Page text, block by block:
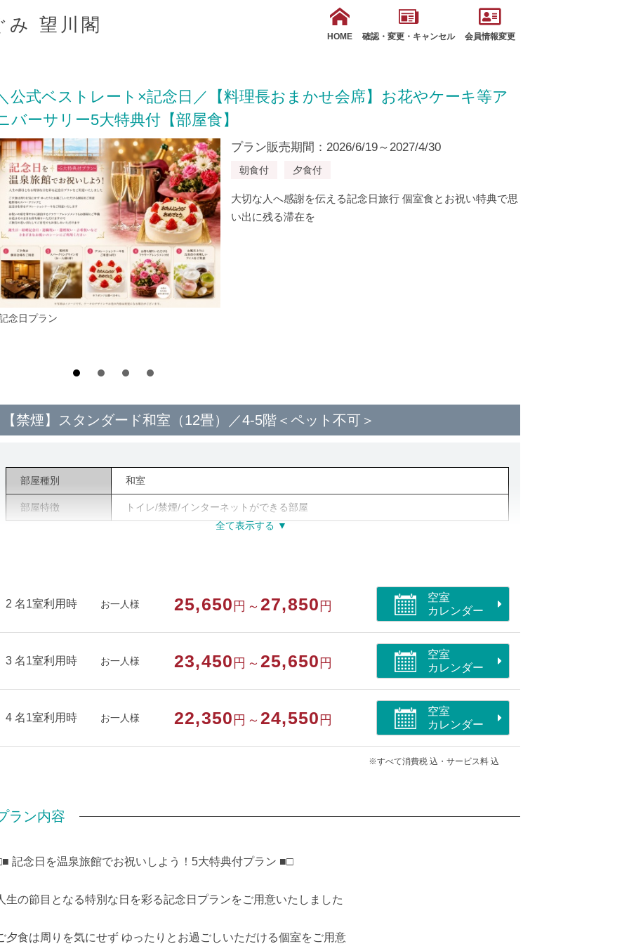
み 望川閣
HOME 確認・変更・キャンセル 会員情報変更
公式ベストレート×記念日／【料理長おまかせ会席】お花やケーキ等ア
バーサリー5大特典付【部屋食】
念日プラン
プラン販売期間：2026/6/19～2027/4/30
朝食付 夕食付
大切な人へ感謝を伝える記念日旅行 個室食とお祝い特典で思
い出に残る滞在を
【禁煙】スタンダード和室（12畳）／4-5階＜ペット不可＞
部屋種別 和室
部屋特徴 トイレ/禁煙/インターネットができる部屋
2 名1室利用時 お一人様 25,650 円～ 27,850 円
空室
カレンダー
3 名1室利用時 お一人様 23,450 円～ 25,650 円
空室
カレンダー
4 名1室利用時 お一人様 22,350 円～ 24,550 円
空室
カレンダー
※すべて消費税 込・サービス料 込
ラン内容
記念日を温泉旅館でお祝いしよう！5大特典付プラン ■□
生の節目となる特別な日を彩る記念日プランをご用意いたしました
夕食は周りを気にせず ゆったりとお過ごしいただける個室をご用意